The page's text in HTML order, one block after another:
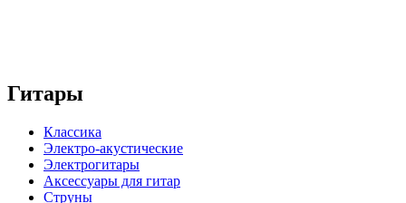
Гитары
Классика
Электро-акустические
Электрогитары
Аксессуары для гитар
Струны